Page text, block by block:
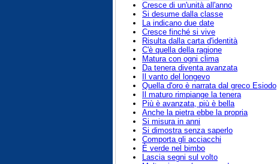
Cresce di un'unità all'anno
Si desume dalla classe
La indicano due date
Cresce finché si vive
Risulta dalla carta d'identità
C'è quella della ragione
Matura con ogni clima
Da tenera diventa avanzata
Il vanto del longevo
Quella d'oro è narrata dal greco Esiodo
Il maturo rimpiange la tenera
Più è avanzata, più è bella
Anche la pietra ebbe la propria
Si misura in anni
Si dimostra senza saperlo
Comporta gli acciacchi
È verde nel bimbo
Lascia segni sul volto